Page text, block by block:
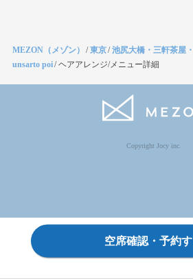
MEZON（メゾン） /東京/池尻大橋・三軒茶屋
unsarto poi/ヘアアレンジ/メニュー詳細
Copyright Jocy inc.
空席確認・予約